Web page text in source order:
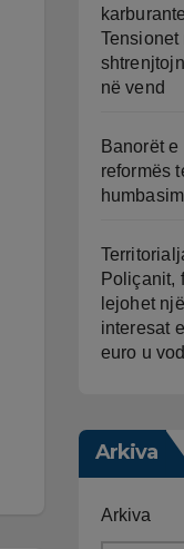
në vend
Banorët
reformës
Poliçanit,
lejohet
interesat
euro u
Arkiva
Arkiva